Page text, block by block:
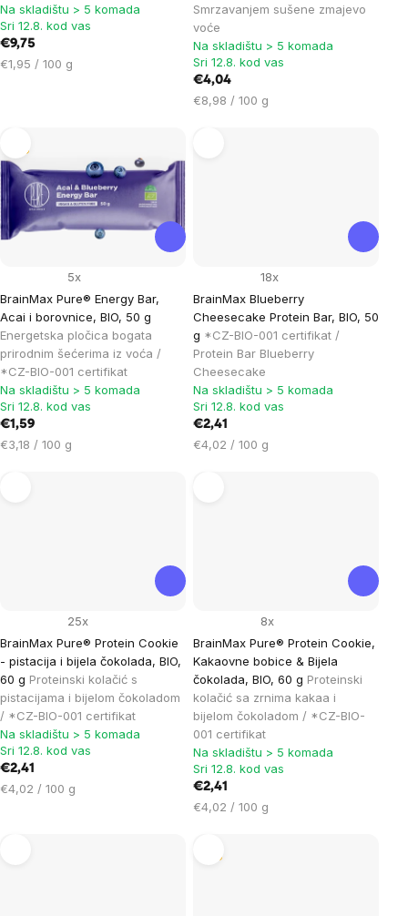
Na skladištu > 5 komada
Sri 12.8. kod vas
€9,75
Cijena
€1,95 / 100 g
Smrzavanjem sušene zmajevo
voće
Na skladištu > 5 komada
Sri 12.8. kod vas
€4,04
Cijena
€8,98 / 100 g
BrainMax Pure® Energy Bar,
Acai i borovnice, BIO, 50 g
Energetska pločica bogata
prirodnim šećerima iz voća /
*CZ-BIO-001 certifikat
5x
Na skladištu > 5 komada
Sri 12.8. kod vas
€1,59
Cijena
€3,18 / 100 g
BrainMax Blueberry
Cheesecake Protein Bar, BIO, 50
g *CZ-BIO-001 certifikat /
Protein Bar Blueberry
Cheesecake
18x
Na skladištu > 5 komada
Sri 12.8. kod vas
€2,41
Cijena
€4,02 / 100 g
BrainMax Pure® Protein Cookie
- pistacija i bijela čokolada, BIO,
60 g Proteinski kolačić s
pistacijama i bijelom čokoladom
/ *CZ-BIO-001 certifikat
25x
Na skladištu > 5 komada
Sri 12.8. kod vas
€2,41
Cijena
€4,02 / 100 g
BrainMax Pure® Protein Cookie,
Kakaovne bobice & Bijela
čokolada, BIO, 60 g Proteinski
kolačić sa zrnima kakaa i
bijelom čokoladom / *CZ-BIO-
001 certifikat
8x
Na skladištu > 5 komada
Sri 12.8. kod vas
€2,41
Cijena
€4,02 / 100 g